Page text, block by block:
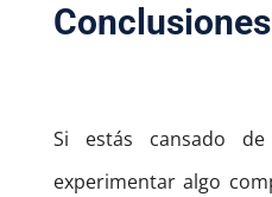
Si estás cansado
experimentar algo